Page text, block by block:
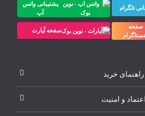
تلگرام
پشتیبانی واتس
آپ
صفحه
صفحه آپارت
خرید
و امنیت